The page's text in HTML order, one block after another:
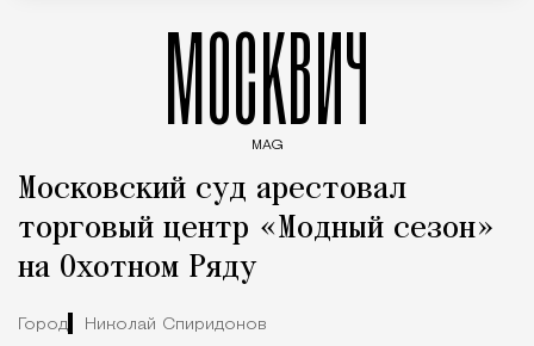
МОСКВИЧ
MAG
Московский суд арестовал
торговый центр «Модный сезон»
на Охотном Ряду
Город Николай Спиридонов